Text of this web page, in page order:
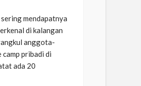
mendapatnya
di kalangan
anggota-
camp pribadi di
ada 20